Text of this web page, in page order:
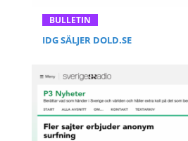
BULLETIN
IDG SÄLJER DOLD.SE